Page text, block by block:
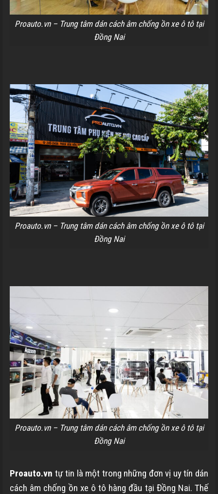
Proauto.vn – Trung tâm dán cách âm chống ồn xe ô tô tại
Đồng Nai
Proauto.vn – Trung tâm dán cách âm chống ồn xe ô tô tại
Đồng Nai
Proauto.vn – Trung tâm dán cách âm chống ồn xe ô tô tại
Đồng Nai
Proauto.vn tự tin là một trong những đơn vị uy tín dán
cách âm chống ồn xe ô tô hàng đầu tại Đồng Nai. Thế